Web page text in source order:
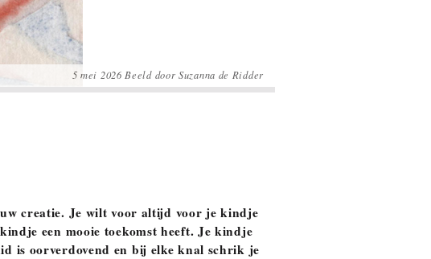
5 mei 2026 Beeld door Suzanna de Ridder
creatie. Je wilt voor altijd voor je kindje
een mooie toekomst heeft. Je kindje
is oorverdovend en bij elke knal schrik je